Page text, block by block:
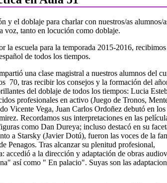
y el doblaje para charlar con nuestros/as alumnos/
voz, tanto en locución como doblaje.
la escuela para la temporada 2015-2016,
de todos los tiempos.
una clase magistral a nuestros alumnos del
70, tras recibir los consejos y la formación del
del doblaje de todos los tiempos: Lucia
profesionales en activo (Juego de Tronos,
Vicente Vega, Juan Carlos Ordoñez debutó en los
Recordamos sus interpretaciones en las
como Dan Dureya; incluso destacó en su
a Starsky (Javier Dotú), fueron las voces de la
Penagos. Tras alcanzar su plenitud profesional,
accedió a la dirección y adaptación de obras
así como " En palacio". Suyas son las